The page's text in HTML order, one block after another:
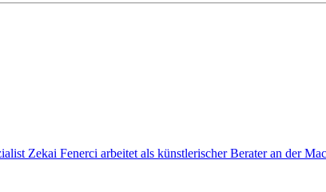
Zekai Fenerci arbeitet als künstlerischer Berater an der